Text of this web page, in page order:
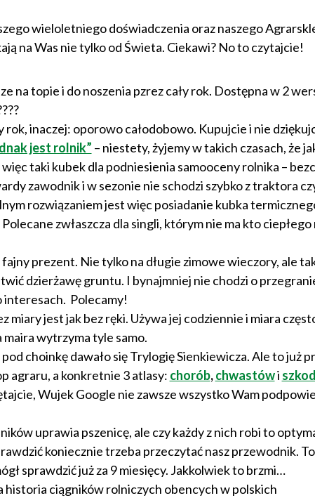
wieloletniego doświadczenia oraz naszego
na Was nie tylko od Świeta. Ciekawi? No to czytajcie!
na topie i do noszenia pzrez cały rok. Dostępna w 2
rok, inaczej: oporowo całodobowo. Kupujcie i nie
jest rolnik” – niestety, żyjemy w takich czasach, że
taki kubek dla podniesienia samooceny rolnika –
zawodnik i w sezonie nie schodzi szybko z traktora
rozwiązaniem jest więc posiadanie kubka
zwłaszcza dla singli, którym nie ma kto ciepłego
prezent. Nie tylko na długie zimowe wieczory, ale
dzierżawę gruntu. I bynajmniej nie chodzi o
interesach. Polecamy!
miary jest jak bez ręki. Używa jej codziennie i miara
maira wytrzyma tyle samo.
choinkę dawało się Trylogię Sienkiewicza. Ale to już
agraru, a konkretnie 3 atlasy: chorób, chwastówi
Wujek Google nie zawsze wszystko Wam
uprawia pszenicę, ale czy każdy z nich robi to
koniecznie trzeba przeczytać nasz przewodnik.
sprawdzić już za 9 miesięcy. Jakkolwiek to brzmi…
historia ciągników rolniczych obencych w polskich